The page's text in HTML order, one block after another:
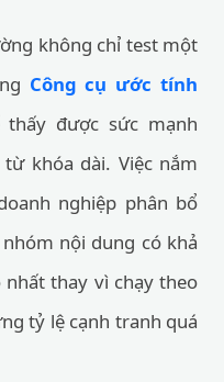
không chỉ test một
Công cụ ước tính
thấy được sức mạnh
khóa dài. Việc nắm
nghiệp phân bổ
nội dung có khả
thay vì chạy theo
tỷ lệ cạnh tranh quá